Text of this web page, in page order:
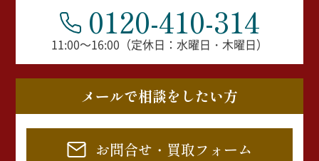
0120-410-314
11:00～16:00（定休日：水曜日・木曜日）
メールで相談をしたい方
お問合せ・買取フォーム